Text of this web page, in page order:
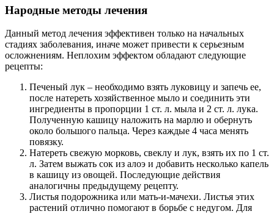
Народные методы лечения
Данный метод лечения эффективен только на начальных
стадиях заболевания, иначе может привести к серьезным
осложнениям. Неплохим эффектом обладают следующие
рецепты:
Печеный лук – необходимо взять луковицу и запечь ее,
после натереть хозяйственное мыло и соединить эти
ингредиенты в пропорции 1 ст. л. мыла и 2 ст. л. лука.
Полученную кашицу наложить на марлю и обернуть
около большого пальца. Через каждые 4 часа менять
повязку.
Натереть свежую морковь, свеклу и лук, взять их по 1 ст.
л. Затем выжать сок из алоэ и добавить несколько капель
в кашицу из овощей. Последующие действия
аналогичны предыдущему рецепту.
Листья подорожника или мать-и-мачехи. Листья этих
растений отлично помогают в борьбе с недугом. Для